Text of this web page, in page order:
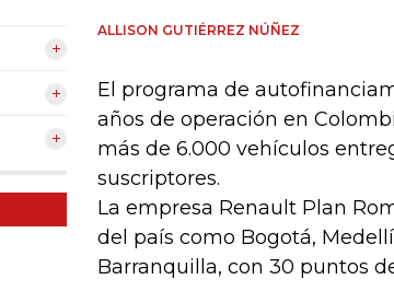
ALLISON GUTIÉRREZ NÚÑEZ
El programa de
años de operación en
más de 6.000 vehículos
suscriptores.
La empresa Renault Plan
del país como Bogotá,
Barranquilla, con 30 puntos